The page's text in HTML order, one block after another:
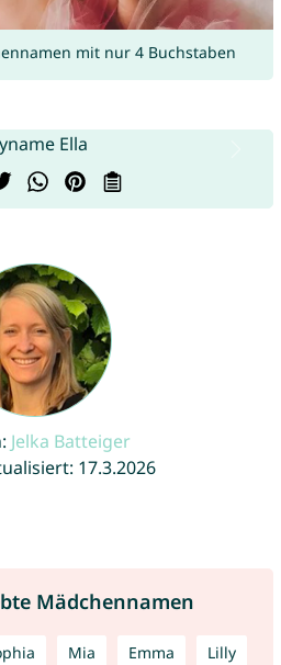
mit nur 4 Buchstaben
Jelka Batteiger
17.3.2026
Mädchennamen
Mia Emma Lilly